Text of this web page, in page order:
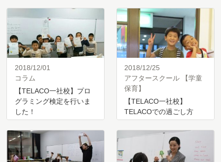
2018/12/01
コラム
【TELACO一社校】プロ
グラミング検定を行いま
した！
2018/12/25
アフタースクール 【学童
保育】
【TELACO一社校】
TELACOでの過ごし方